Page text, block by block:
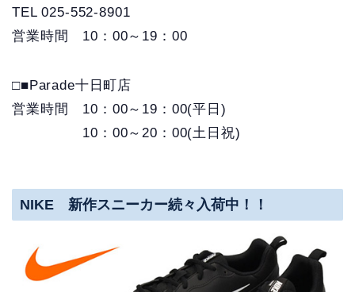
TEL 025-552-8901
営業時間 10：00～19：00
□■Parade十日町店
営業時間 10：00～19：00(平日)
10：00～20：00(土日祝)
NIKE 新作スニーカー続々入荷中！！